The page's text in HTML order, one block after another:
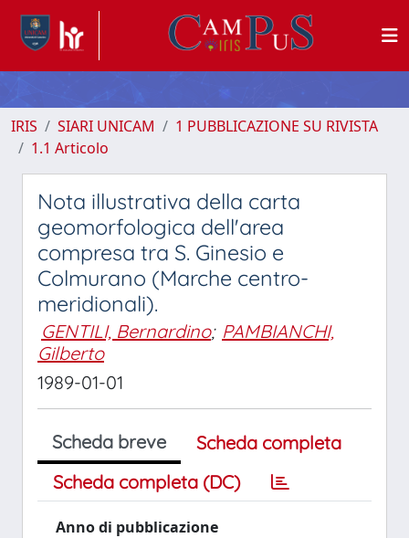
IRIS SIARI UNICAM
1 PUBBLICAZIONE SU RIVISTA
1.1 Articolo
Nota illustrativa della carta
geomorfologica dell'area
compresa tra S. Ginesio e
Colmurano (Marche centro-
meridionali).
GENTILI, Bernardino; PAMBIANCHI,
Gilberto
1989-01-01
Scheda breve
Scheda completa
Scheda completa (DC)
Anno di pubblicazione